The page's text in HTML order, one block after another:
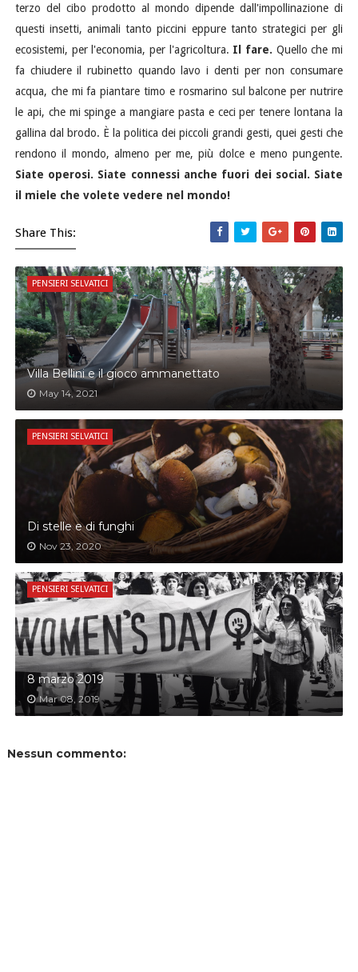
terzo del cibo prodotto al mondo dipende dall'impollinazione di
questi insetti, animali tanto piccini eppure tanto strategici per gli
ecosistemi, per l'economia, per l'agricoltura. Il fare. Quello che mi
fa chiudere il rubinetto quando lavo i denti per non consumare
acqua, che mi fa piantare timo e rosmarino sul balcone per nutrire
le api, che mi spinge a mangiare pasta e ceci per tenere lontana la
gallina dal brodo. È la politica dei piccoli grandi gesti, quei gesti che
rendono il mondo, almeno per me, più dolce e meno pungente.
Siate operosi. Siate connessi anche fuori dei social. Siate
il miele che volete vedere nel mondo!
Share This:
PENSIERI SELVATICI
Villa Bellini e il gioco ammanettato
May 14, 2021
PENSIERI SELVATICI
Di stelle e di funghi
Nov 23, 2020
PENSIERI SELVATICI
8 marzo 2019
Mar 08, 2019
Nessun commento: